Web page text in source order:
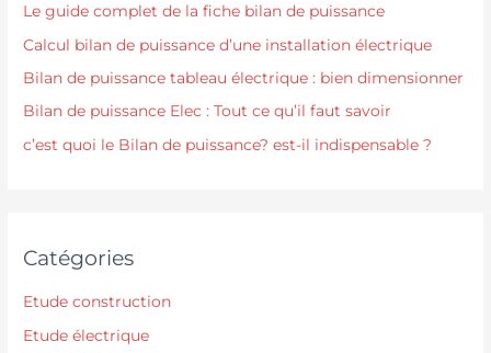
Le guide complet de la fiche bilan de puissance
Calcul bilan de puissance d’une installation électrique
Bilan de puissance tableau électrique : bien dimensionner
Bilan de puissance Elec : Tout ce qu’il faut savoir
c’est quoi le Bilan de puissance? est-il indispensable ?
Catégories
Etude construction
Etude électrique